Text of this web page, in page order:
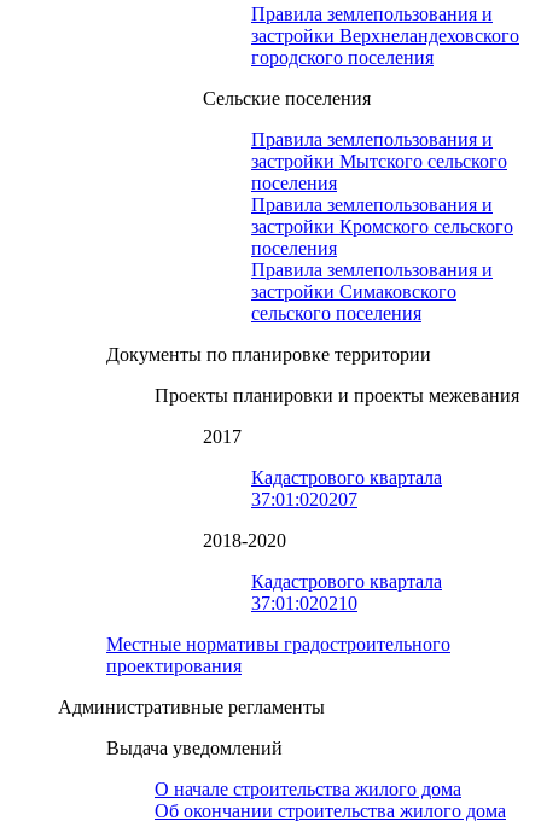
Правила землепользования и
застройки Верхнеландеховского
городского поселения
Сельские поселения
Правила землепользования и
застройки Мытского сельского
поселения
Правила землепользования и
застройки Кромского сельского
поселения
Правила землепользования и
застройки Симаковского
сельского поселения
Документы по планировке территории
Проекты планировки и проекты межевания
2017
Кадастрового квартала
37:01:020207
2018-2020
Кадастрового квартала
37:01:020210
Местные нормативы градостроительного
проектирования
Административные регламенты
Выдача уведомлений
О начале строительства жилого дома
Об окончании строительства жилого дома